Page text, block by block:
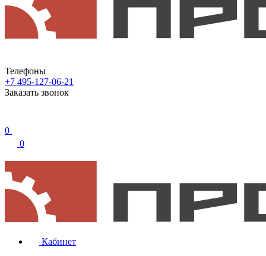
Телефоны
+7 495-127-06-21
Заказать звонок
0
0
Кабинет